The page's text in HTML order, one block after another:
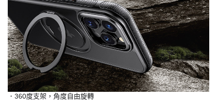
．360度支架，角度自由旋轉